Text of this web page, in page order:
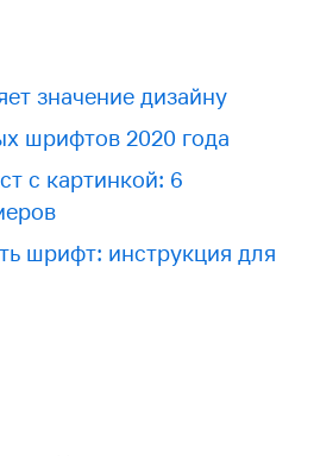
значение дизайну
шрифтов 2020 года
с картинкой: 6
шрифт: инструкция для